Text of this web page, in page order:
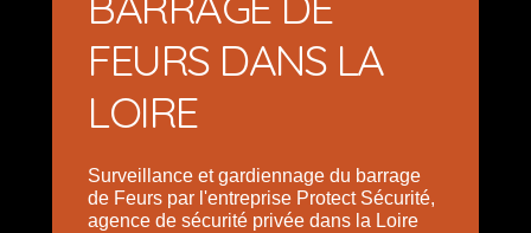
FEURS DANS LA
LOIRE
Surveillance et gardiennage du barrage
de Feurs par l'entreprise Protect Sécurité,
agence de sécurité privée dans la Loire